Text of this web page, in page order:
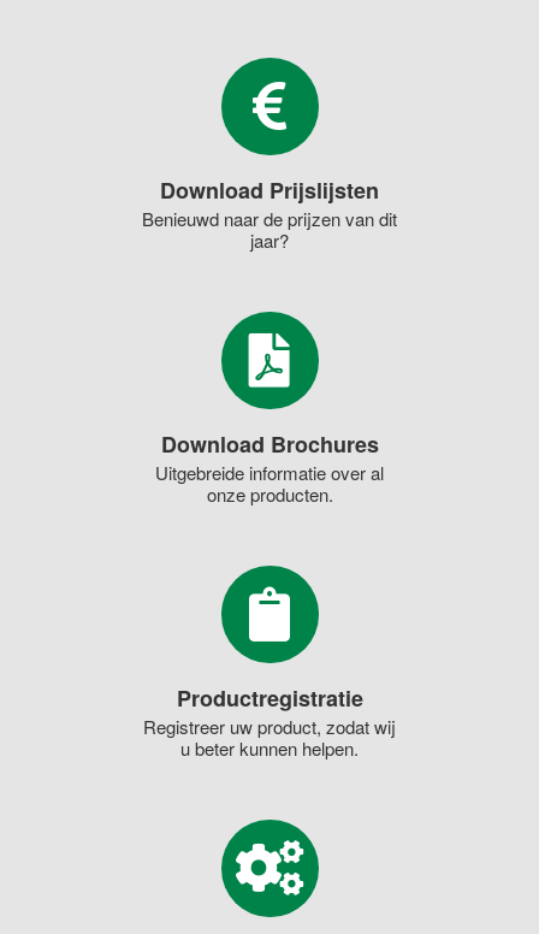
Download Prijslijsten
Benieuwd naar de prijzen van dit
jaar?
Download Brochures
Uitgebreide informatie over al
onze producten.
Productregistratie
Registreer uw product, zodat wij
u beter kunnen helpen.